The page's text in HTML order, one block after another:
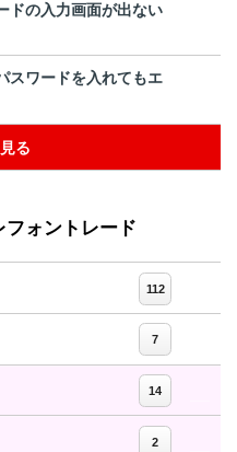
ドの入力画面が出ない
スワードを入れてもエ
る
ォントレード
112
7
14
2